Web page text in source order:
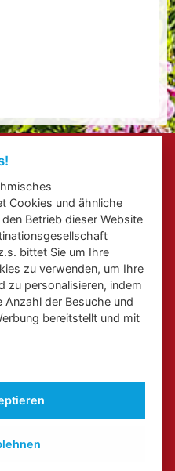
newsletterů
in Aussiger Region
Touristik in Aussiger
Marke
Cookies und ähnliche
Betrieb dieser Website
bittet Sie um Ihre
zu verwenden, um Ihre
zu personalisieren, indem
Anzahl der Besuche und
bereitstellt und mit